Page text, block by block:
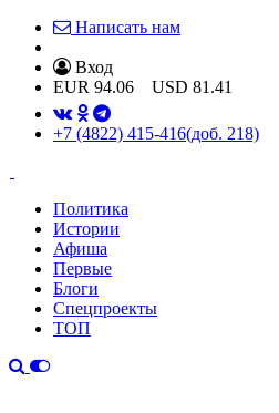
Написать нам
Вход
EUR 94.06 USD 81.41
+7 (4822) 415-416(доб. 218)
Политика
Истории
Афиша
Первые
Блоги
Спецпроекты
ТОП